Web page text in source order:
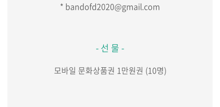
* bandofd2020@gmail.com
- 선 물 -
모바일 문화상품권 1만원권 (10명)